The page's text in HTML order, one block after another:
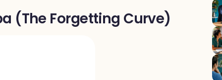
(The Forgetting Curve)